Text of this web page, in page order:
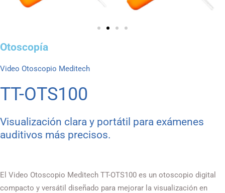
Otoscopía
Video Otoscopio Meditech
TT-OTS100
Visualización clara y portátil para exámenes
auditivos más precisos.
El Video Otoscopio Meditech TT-OTS100 es un otoscopio digital
compacto y versátil diseñado para mejorar la visualización en